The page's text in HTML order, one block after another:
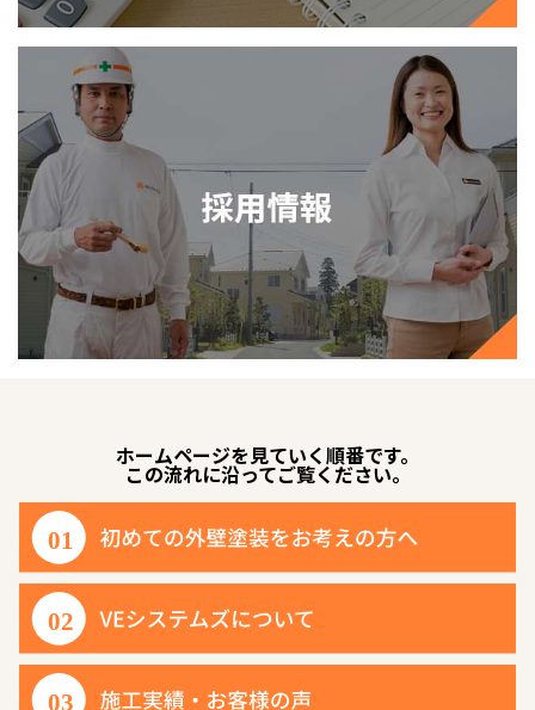
ホームページを見ていく順番です。
この流れに沿ってご覧ください。